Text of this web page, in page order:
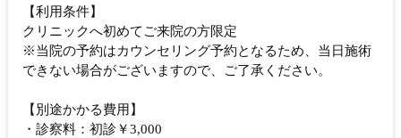
【利用条件】
クリニックへ初めてご来院の方限定
※当院の予約はカウンセリング予約となるため、当日施術
できない場合がございますので、ご了承ください。
【別途かかる費用】
・診察料：初診￥3,000